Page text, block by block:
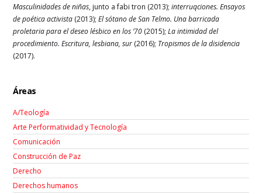
Masculinidades de niñas, junto a fabi tron (2013);interruqciones. Ensayos
de poética activista (2013);El sótano de San Telmo. Una barricada
proletaria para el deseo lésbico en los ‘70 (2015);La intimidad del
procedimiento. Escritura, lesbiana, sur (2016); Tropismos de la disidencia
(2017).
Áreas
A/Teología
Arte Performatividad y Tecnología
Comunicación
Construcción de Paz
Derecho
Derechos humanos